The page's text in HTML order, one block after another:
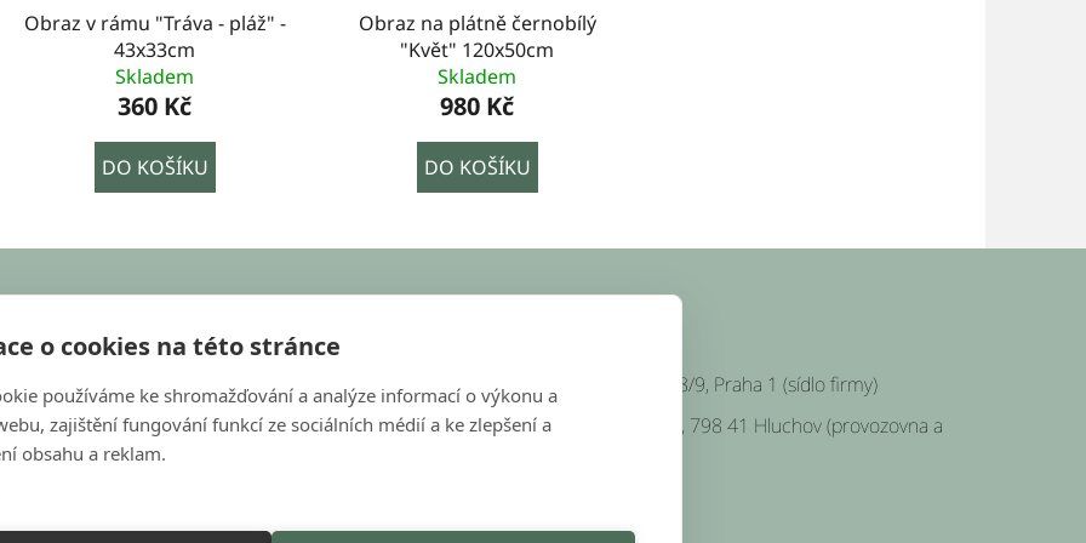
o cookies na této stránce
používáme ke shromažďování a analýze informací o výkonu a
zajištění fungování funkcí ze sociálních médií a ke zlepšení a
obsahu a reklam.
Obraz v rámu "Tráva - pláž" -
43x33cm
Skladem
360 Kč
DO KOŠÍKU
Obraz na plátně černobílý
"Květ" 120x50cm
Skladem
980 Kč
DO KOŠÍKU
objednavky@bondecor.cz
+420 604 702 245
Platnéřská 88/9, Praha 1 (sídlo firmy)
Hluchov 157, 798 41 Hluchov (provozovna a